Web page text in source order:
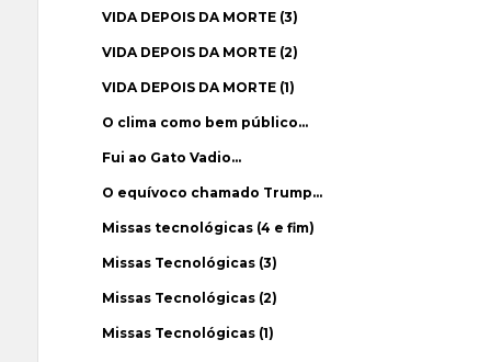
VIDA DEPOIS DA MORTE (3)
VIDA DEPOIS DA MORTE (2)
VIDA DEPOIS DA MORTE (1)
O clima como bem público…
Fui ao Gato Vadio…
O equívoco chamado Trump…
Missas tecnológicas (4 e fim)
Missas Tecnológicas (3)
Missas Tecnológicas (2)
Missas Tecnológicas (1)